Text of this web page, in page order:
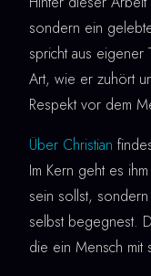
sondern ein
spricht aus eigener
Art, wie er zuhört
Respekt vor dem
Über Christian
Im Kern geht es
sein sollst,
selbst begegnest.
die ein Mensch mit